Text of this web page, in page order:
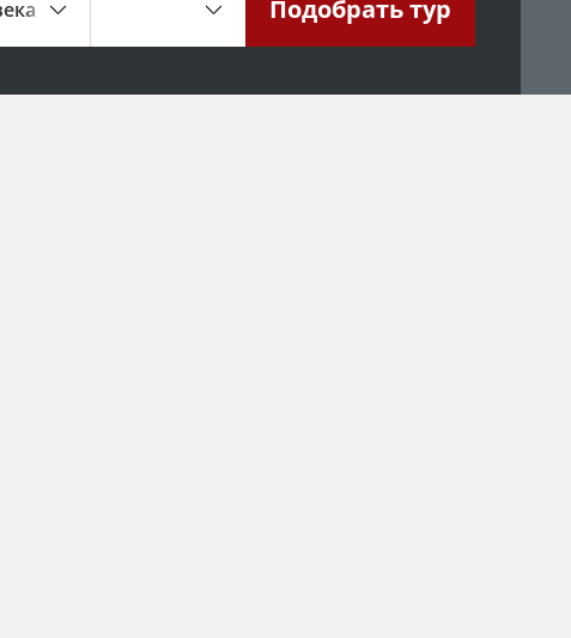
Подобратьтур